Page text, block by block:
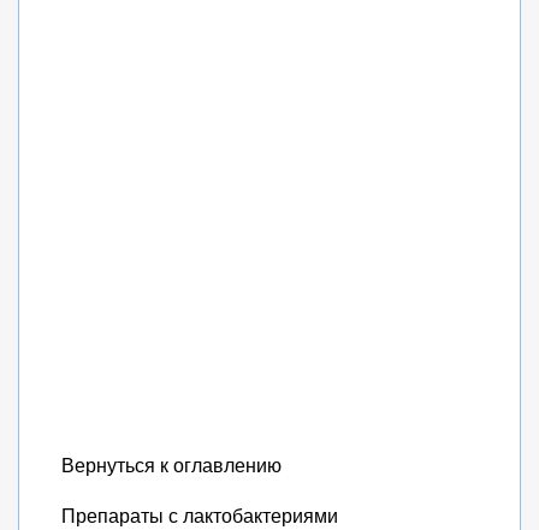
Вернуться к оглавлению
Препараты с лактобактериями